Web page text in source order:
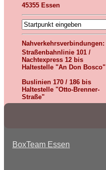
45355 Essen
Nahverkehrsverbindungen:
Straßenbahnlinie 101 /
Nachtexpress 12 bis
Haltestelle "An Don Bosco"
Buslinien 170 / 186 bis
Haltestelle "Otto-Brenner-
Straße"
BoxTeam Essen